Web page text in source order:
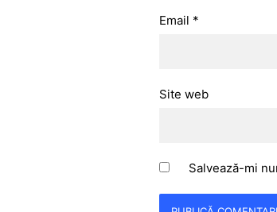
Email *
Site web
Salvează-mi